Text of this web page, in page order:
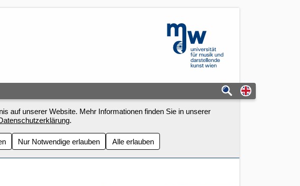
mdw - Homepage
Switch to
auf unserer Website. Mehr Informationen finden Sie in unserer
.
Nur Notwendige erlauben Alle erlauben